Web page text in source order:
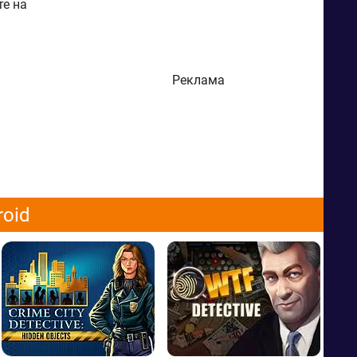
на
Реклама